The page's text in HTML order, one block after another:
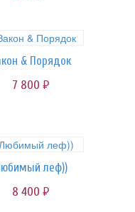
& Порядок
7 800 руб.
леф))
8 400 руб.